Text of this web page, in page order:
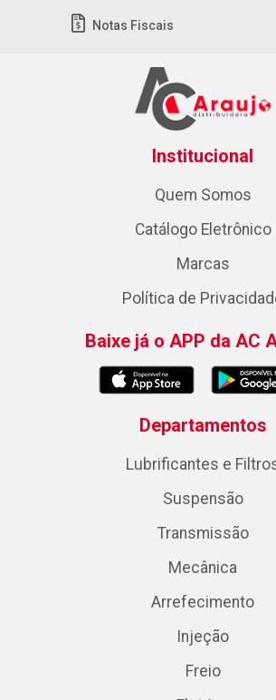
Notas Fiscais
Institucional
Quem Somos
Catálogo Eletrônico
Marcas
Política de
Baixe já o APP da AC
Departamentos
Lubrificantes e
Suspensão
Transmissão
Mecânica
Arrefecimento
Injeção
Freio